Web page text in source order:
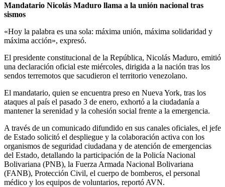
Mandatario Nicolás Maduro llama a la unión nacional tras
sismos
«Hoy la palabra es una sola: máxima unión, máxima solidaridad y
máxima acción», expresó.
El presidente constitucional de la República, Nicolás Maduro, emitió
una declaración oficial este miércoles, dirigida a la nación tras los
sendos terremotos que sacudieron el territorio venezolano.
El mandatario, quien se encuentra preso en Nueva York, tras los
ataques al país el pasado 3 de enero, exhortó a la ciudadanía a
mantener la serenidad y la cohesión social frente a la emergencia.
A través de un comunicado difundido en sus canales oficiales, el jefe
de Estado solicitó el despliegue y la colaboración activa con los
organismos de seguridad ciudadana y de atención de emergencias
del Estado, detallando la participación de la Policía Nacional
Bolivariana (PNB), la Fuerza Armada Nacional Bolivariana
(FANB), Protección Civil, el cuerpo de bomberos, el personal
médico y los equipos de voluntarios, reportó AVN.